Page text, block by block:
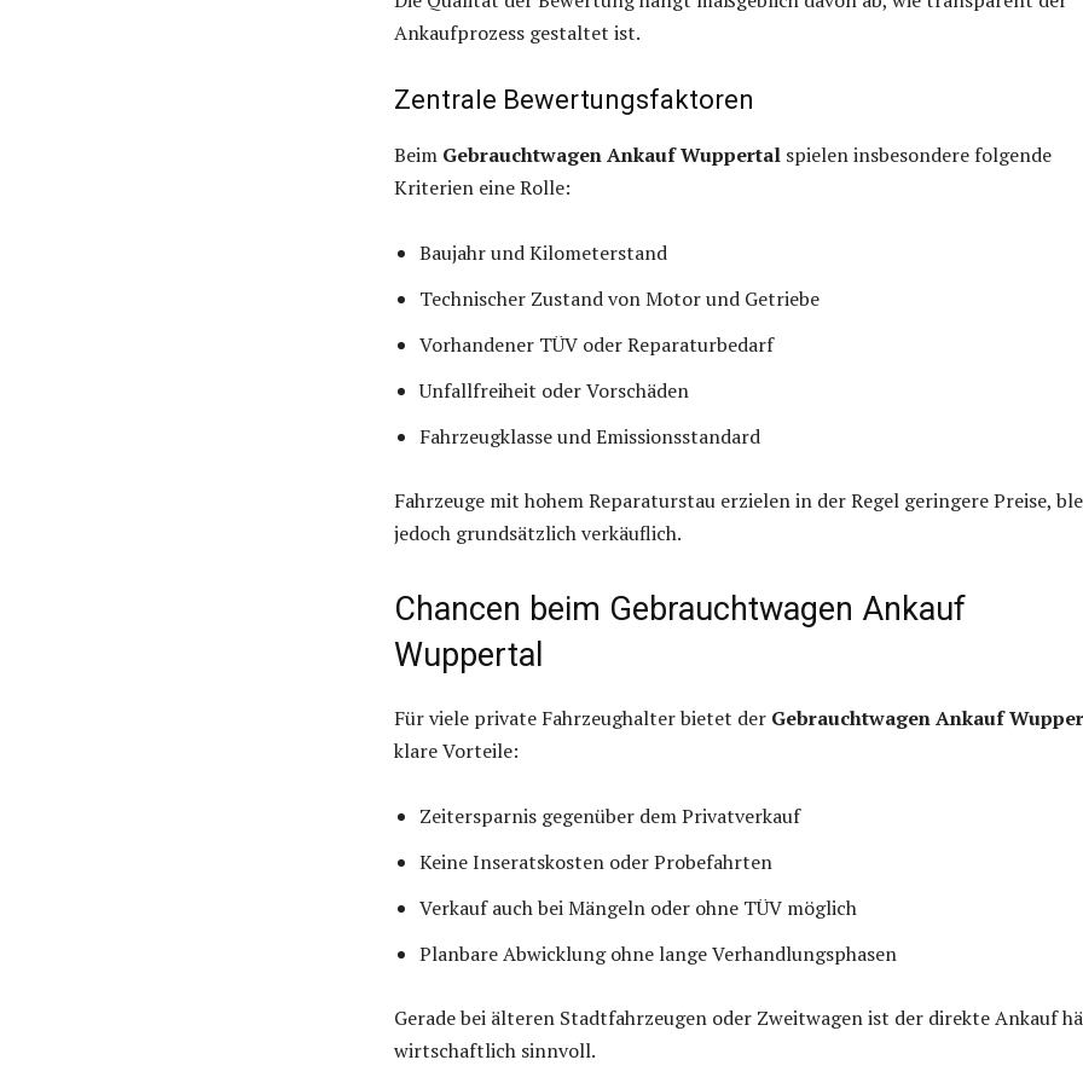
Ankaufprozess gestaltet ist.
Zentrale Bewertungsfaktoren
Beim Gebrauchtwagen Ankauf Wuppertal spielen insbesondere folgende
Kriterien eine Rolle:
Baujahr und Kilometerstand
Technischer Zustand von Motor und Getriebe
Vorhandener TÜV oder Reparaturbedarf
Unfallfreiheit oder Vorschäden
Fahrzeugklasse und Emissionsstandard
Fahrzeuge mit hohem Reparaturstau erzielen in der Regel geringere Preise,
jedoch grundsätzlich verkäuflich.
Chancen beim Gebrauchtwagen Ankauf
Wuppertal
Für viele private Fahrzeughalter bietet der Gebrauchtwagen Ankauf
klare Vorteile:
Zeitersparnis gegenüber dem Privatverkauf
Keine Inseratskosten oder Probefahrten
Verkauf auch bei Mängeln oder ohne TÜV möglich
Planbare Abwicklung ohne lange Verhandlungsphasen
Gerade bei älteren Stadtfahrzeugen oder Zweitwagen ist der direkte Ankauf
wirtschaftlich sinnvoll.